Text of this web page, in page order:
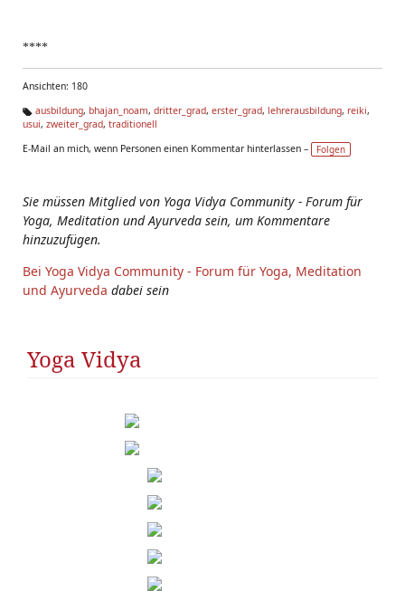
****
Ansichten: 180
Ta
s:
ausbildung, bhajan_noam, dritter_grad, erster_grad, lehrerausbildung, reiki,
usui, zweiter_grad, traditionell
E-Mail an mich, wenn Personen einen Kommentar hinterlassen –
Folgen
Sie müssen Mitglied von Yoga Vidya Community - Forum für
Yoga, Meditation und Ayurveda sein, um Kommentare
hinzuzufügen.
Bei Yoga Vidya Community - Forum für Yoga, Meditation
und Ayurveda dabei sein
Yoga Vidya